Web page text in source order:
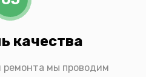
качества
ремонта мы проводим